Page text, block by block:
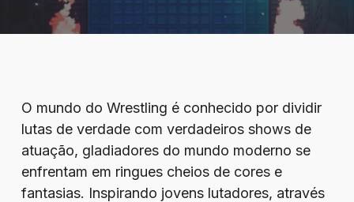
O mundo do Wrestling é conhecido por dividir
lutas de verdade com verdadeiros shows de
atuação, gladiadores do mundo moderno se
enfrentam em ringues cheios de cores e
fantasias. Inspirando jovens lutadores, através